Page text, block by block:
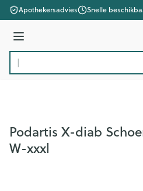
Ga naar de inhoud
Apothekersadvies Snelle
Menu
Product, merk, categorie...
Podartis X-diab
W-xxxl